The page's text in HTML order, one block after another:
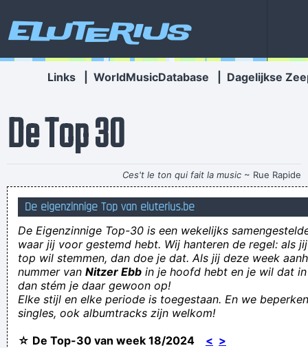
Eluterius
Links WorldMusicDatabase Dagelijkse
De Top 30
Ces't le ton qui fait la music ~ Rue Rapide
wie zijn kind benzine voert mag niet roken als het boert
iemand een washandje toesteken
Fuck-Me-Botjes zijn eigenlijk gewoon smurfenmutsen maar dan
aan je voeten!
Why should you only use 239 beans in bean soup? Because if
you add one more, it’ll be too-farty.
"Nu ik stop, vinden ze Deschacht allemaal de beste" - Ik niet Oli,
De eigenzinnige Top van eluterius.be
De Eigenzinnige Top-30 is een wekelijks
waar jij voor gestemd hebt. Wij hanteren de regel: als
top wil stemmen, dan doe je dat. Als jij deze week
nummer van Nitzer Ebb in je hoofd hebt en je wil dat
dan stém je daar gewoon op!
Elke stijl en elke periode is toegestaan. En we
singles, ook albumtracks zijn welkom!
☆ De Top-30 van week 18/2024 < >